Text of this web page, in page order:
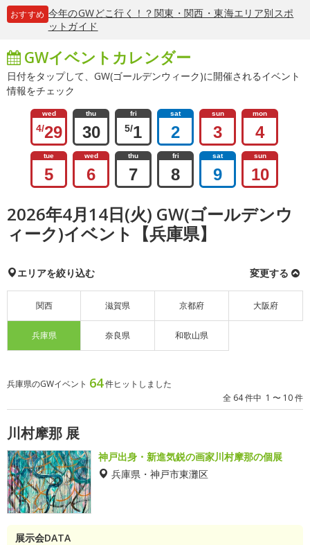
おすすめ 今年のGWどこ行く！？関東・関西・東海エリア別スポ
ットガイド
GWイベントカレンダー
日付をタップして、GW(ゴールデンウィーク)に開催されるイベント
情報をチェック
wed
4/29
thu
30
fri
5/1
sat
2
sun
3
mon
4
tue
5
wed
6
thu
7
fri
8
sat
9
sun
10
2026年4月14日(火) GW(ゴールデンウ
ィーク)イベント【兵庫県】
エリアを絞り込む 変更する
関西 滋賀県 京都府 大阪府
兵庫県 奈良県 和歌山県
兵庫県のGWイベント 64件ヒットしました
全 64 件中 1 〜 10 件
川村摩那 展
神戸出身・新進気鋭の画家川村摩那の個展
兵庫県・神戸市東灘区
展示会DATA